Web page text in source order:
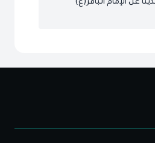
عن الإمام الباقر(ع)